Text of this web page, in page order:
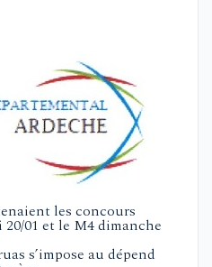
les concours
01 et le M4 dimanche
s’impose au dépend